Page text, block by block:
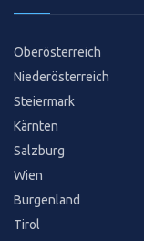
Oberösterreich
Niederösterreich
Steiermark
Kärnten
Salzburg
Wien
Burgenland
Tirol